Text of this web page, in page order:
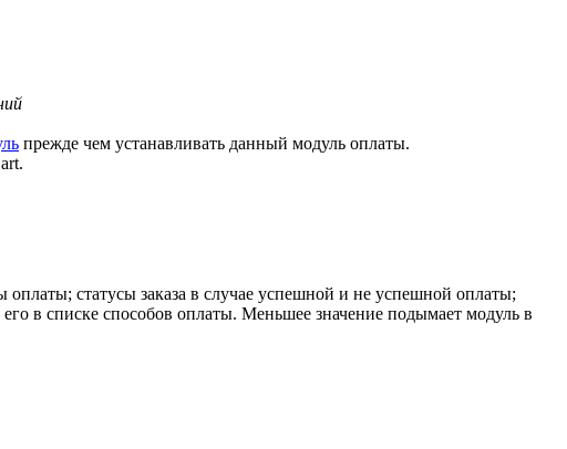
прежде чем устанавливать данный модуль оплаты.
статусы заказа в случае успешной и не успешной оплаты;
в списке способов оплаты. Меньшее значение подымает модуль в